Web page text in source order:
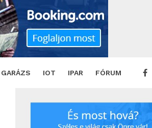
GARÁZS IOT IPAR FÓRUM
TWEET